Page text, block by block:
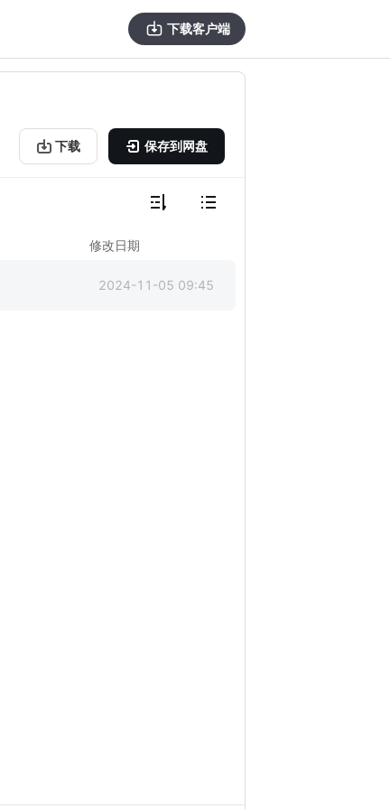
下载客户端
下载 保存到网盘
修改日期
2024-11-05 09:45